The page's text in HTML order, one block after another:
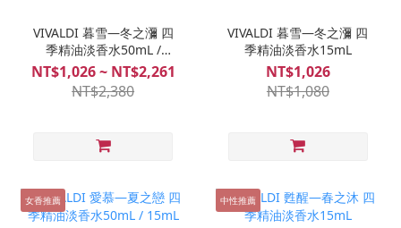
VIVALDI 暮雪—冬之瀰 四
季精油淡香水50mL /
15mL
NT$1,026 ~ NT$2,261
NT$2,380
VIVALDI 暮雪—冬之瀰 四
季精油淡香水15mL
NT$1,026
NT$1,080
女香推薦 中性推薦